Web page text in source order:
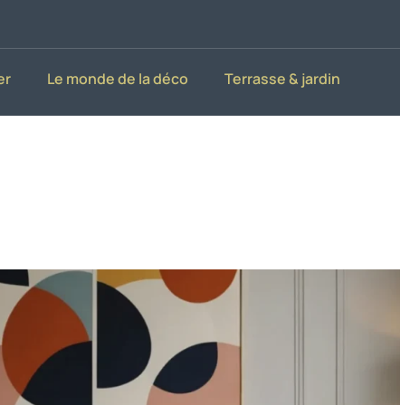
Le monde de la déco Terrasse & jardin